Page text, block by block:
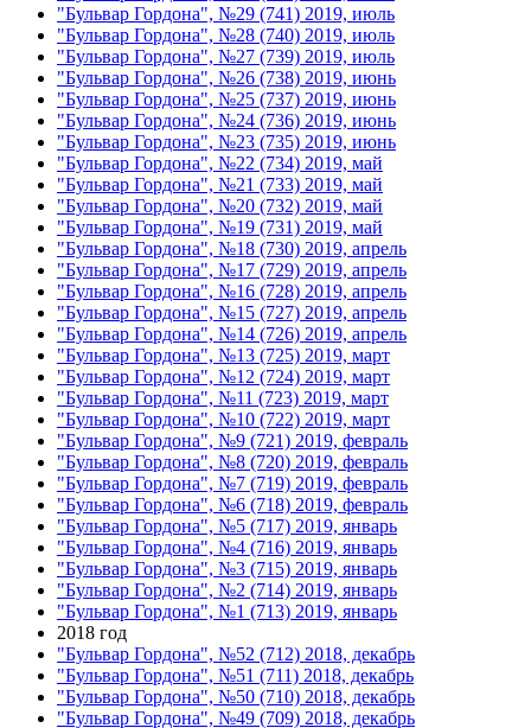
"Бульвар Гордона", №29 (741) 2019, июль
"Бульвар Гордона", №28 (740) 2019, июль
"Бульвар Гордона", №27 (739) 2019, июль
"Бульвар Гордона", №26 (738) 2019, июнь
"Бульвар Гордона", №25 (737) 2019, июнь
"Бульвар Гордона", №24 (736) 2019, июнь
"Бульвар Гордона", №23 (735) 2019, июнь
"Бульвар Гордона", №22 (734) 2019, май
"Бульвар Гордона", №21 (733) 2019, май
"Бульвар Гордона", №20 (732) 2019, май
"Бульвар Гордона", №19 (731) 2019, май
"Бульвар Гордона", №18 (730) 2019, апрель
"Бульвар Гордона", №17 (729) 2019, апрель
"Бульвар Гордона", №16 (728) 2019, апрель
"Бульвар Гордона", №15 (727) 2019, апрель
"Бульвар Гордона", №14 (726) 2019, апрель
"Бульвар Гордона", №13 (725) 2019, март
"Бульвар Гордона", №12 (724) 2019, март
"Бульвар Гордона", №11 (723) 2019, март
"Бульвар Гордона", №10 (722) 2019, март
"Бульвар Гордона", №9 (721) 2019, февраль
"Бульвар Гордона", №8 (720) 2019, февраль
"Бульвар Гордона", №7 (719) 2019, февраль
"Бульвар Гордона", №6 (718) 2019, февраль
"Бульвар Гордона", №5 (717) 2019, январь
"Бульвар Гордона", №4 (716) 2019, январь
"Бульвар Гордона", №3 (715) 2019, январь
"Бульвар Гордона", №2 (714) 2019, январь
"Бульвар Гордона", №1 (713) 2019, январь
2018 год
"Бульвар Гордона", №52 (712) 2018, декабрь
"Бульвар Гордона", №51 (711) 2018, декабрь
"Бульвар Гордона", №50 (710) 2018, декабрь
"Бульвар Гордона", №49 (709) 2018, декабрь